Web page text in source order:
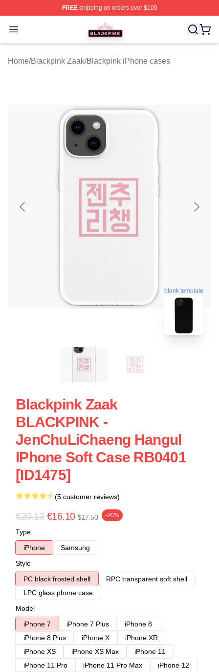
FREEshipping on orders over $100
Open menu
BLACKPINK Shop - Official BLACKPINK Merchandise
Home/Blackpink Zaak/Blackpink iPhone cases
blank template
Blackpink Zaak
BLACKPINK -
JenChuLiChaeng Hangul
IPhone Soft Case RB0401
[ID1475]
(5 customer reviews)
€20.13 €16.10 $17.50 -20%
Type
iPhone
Samsung
Style
PC black frosted shell
RPC transparent soft shell
LPC glass phone case
Model
iPhone 7
iPhone 7 Plus
iPhone 8
iPhone 8 Plus
iPhone X
iPhone XR
iPhone XS
iPhone XS Max
iPhone 11
iPhone 11 Pro
iPhone 11 Pro Max
iPhone 12